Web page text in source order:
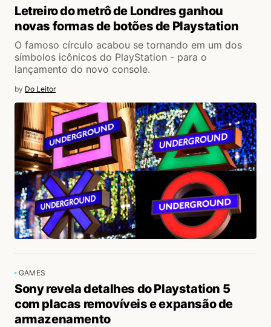
Letreiro do metrô de Londres ganhou
novas formas de botões de Playstation
O famoso círculo acabou se tornando em um dos
símbolos icônicos do PlayStation - para o
lançamento do novo console.
by Do Leitor
GAMES
Sony revela detalhes do Playstation 5
com placas removíveis e expansão de
armazenamento